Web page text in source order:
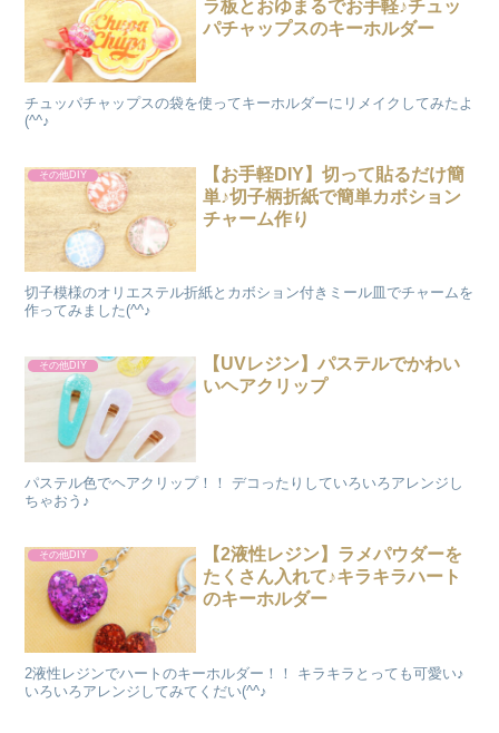
ラ板とおゆまるでお手軽♪チュッ
パチャップスのキーホルダー
チュッパチャップスの袋を使ってキーホルダーにリメイクしてみたよ
(^^♪
その他DIY
【お手軽DIY】切って貼るだけ簡
単♪切子柄折紙で簡単カボション
チャーム作り
切子模様のオリエステル折紙とカボション付きミール皿でチャームを
作ってみました(^^♪
その他DIY
【UVレジン】パステルでかわい
いヘアクリップ
パステル色でヘアクリップ！！ デコったりしていろいろアレンジし
ちゃおう♪
その他DIY
【2液性レジン】ラメパウダーを
たくさん入れて♪キラキラハート
のキーホルダー
2液性レジンでハートのキーホルダー！！ キラキラとっても可愛い♪
いろいろアレンジしてみてくだい(^^♪